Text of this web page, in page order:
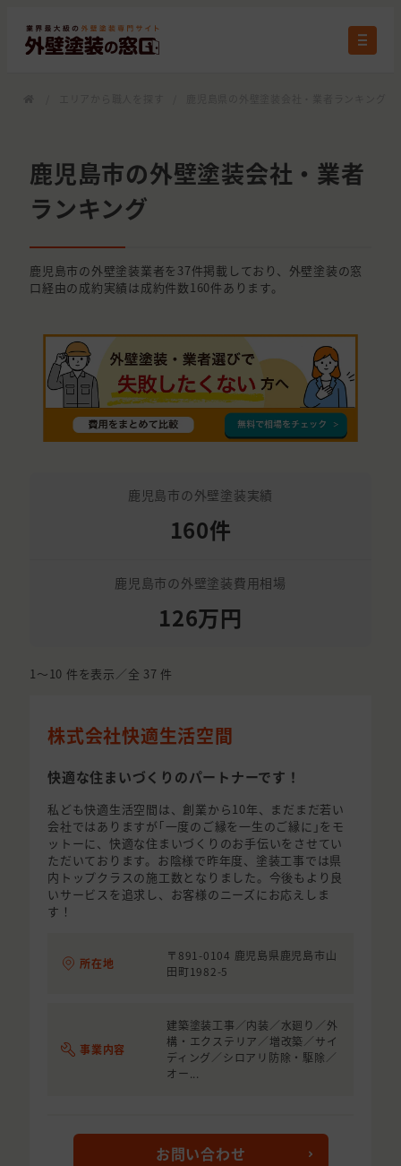
鹿児島市の外壁塗装会社・業者
ランキング
鹿児島市の外壁塗装業者を37件掲載しており、外壁塗装の窓
口経由の成約実績は成約件数160件あります。
鹿児島市の外壁塗装実績
160件
鹿児島市の外壁塗装費用相場
126万円
1〜10 件を表示／全 37 件
株式会社快適生活空間
快適な住まいづくりのパートナーです！
私ども快適生活空間は、創業から10年、まだまだ若い
会社ではありますが｢一度のご縁を一生のご縁に｣をモ
ットーに、快適な住まいづくりのお手伝いをさせてい
ただいております。お陰様で昨年度、塗装工事では県
内トップクラスの施工数となりました。今後もより良
いサービスを追求し、お客様のニーズにお応えしま
す！
所在地
〒891-0104 鹿児島県鹿児島市山
田町1982-5
事業内容
建築塗装工事／内装／水廻り／外
構・エクステリア／増改築／サイ
ディング／シロアリ防除・駆除／
オー...
お問い合わせ